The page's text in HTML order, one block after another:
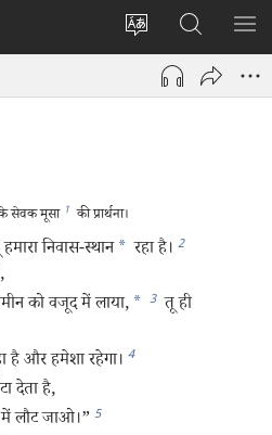
वेबसाइट
भाषा
लॉग-
इन
(opens
JW.ORG
खोजें
मैन्यू
सेवक मूसा 1 की प्रार्थना।
निवास-स्थान * रहा है। 2
को वजूद में लाया, * 3 तू ही
है और हमेशा रहेगा। 4
देता है,
में लौट जाओ।” 5